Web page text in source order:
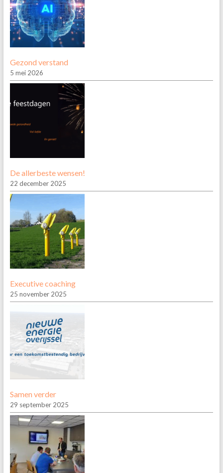
Gezond verstand
5 mei 2026
De allerbeste wensen!
22 december 2025
Executive coaching
25 november 2025
Samen verder
29 september 2025